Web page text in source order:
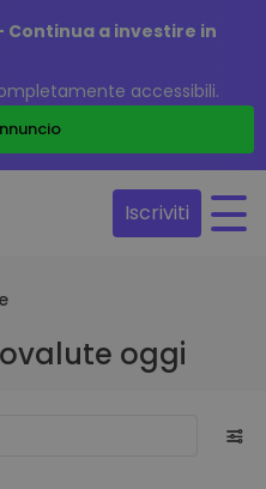
a investire in
accessibili.
Iscriviti
oggi